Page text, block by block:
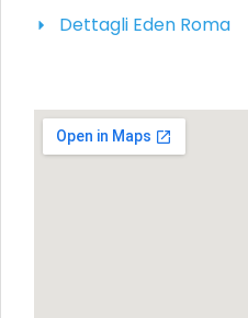
Dettagli Eden Roma